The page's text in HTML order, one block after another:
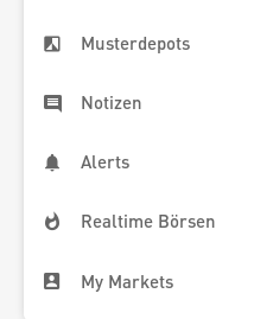
Musterdepots
Notizen
Alerts
Realtime Börsen
My Markets